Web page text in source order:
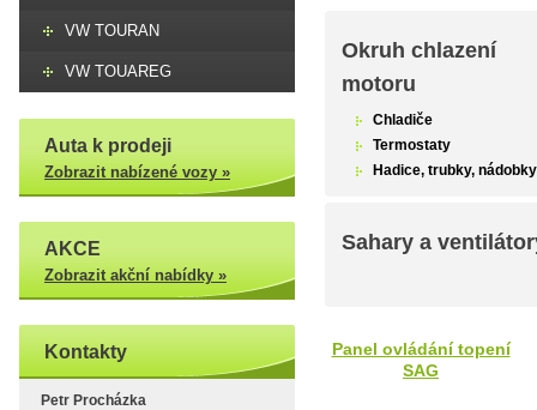
VW TOURAN
VW TOUAREG
Auta k prodeji
Zobrazit nabízené vozy »
AKCE
Zobrazit akční nabídky »
Kontakty
Petr Procházka
Okruh chlazení
motoru
Chladiče
Termostaty
Hadice, trubky, nádobky
Sahary a
Panel ovládání topení
SAG